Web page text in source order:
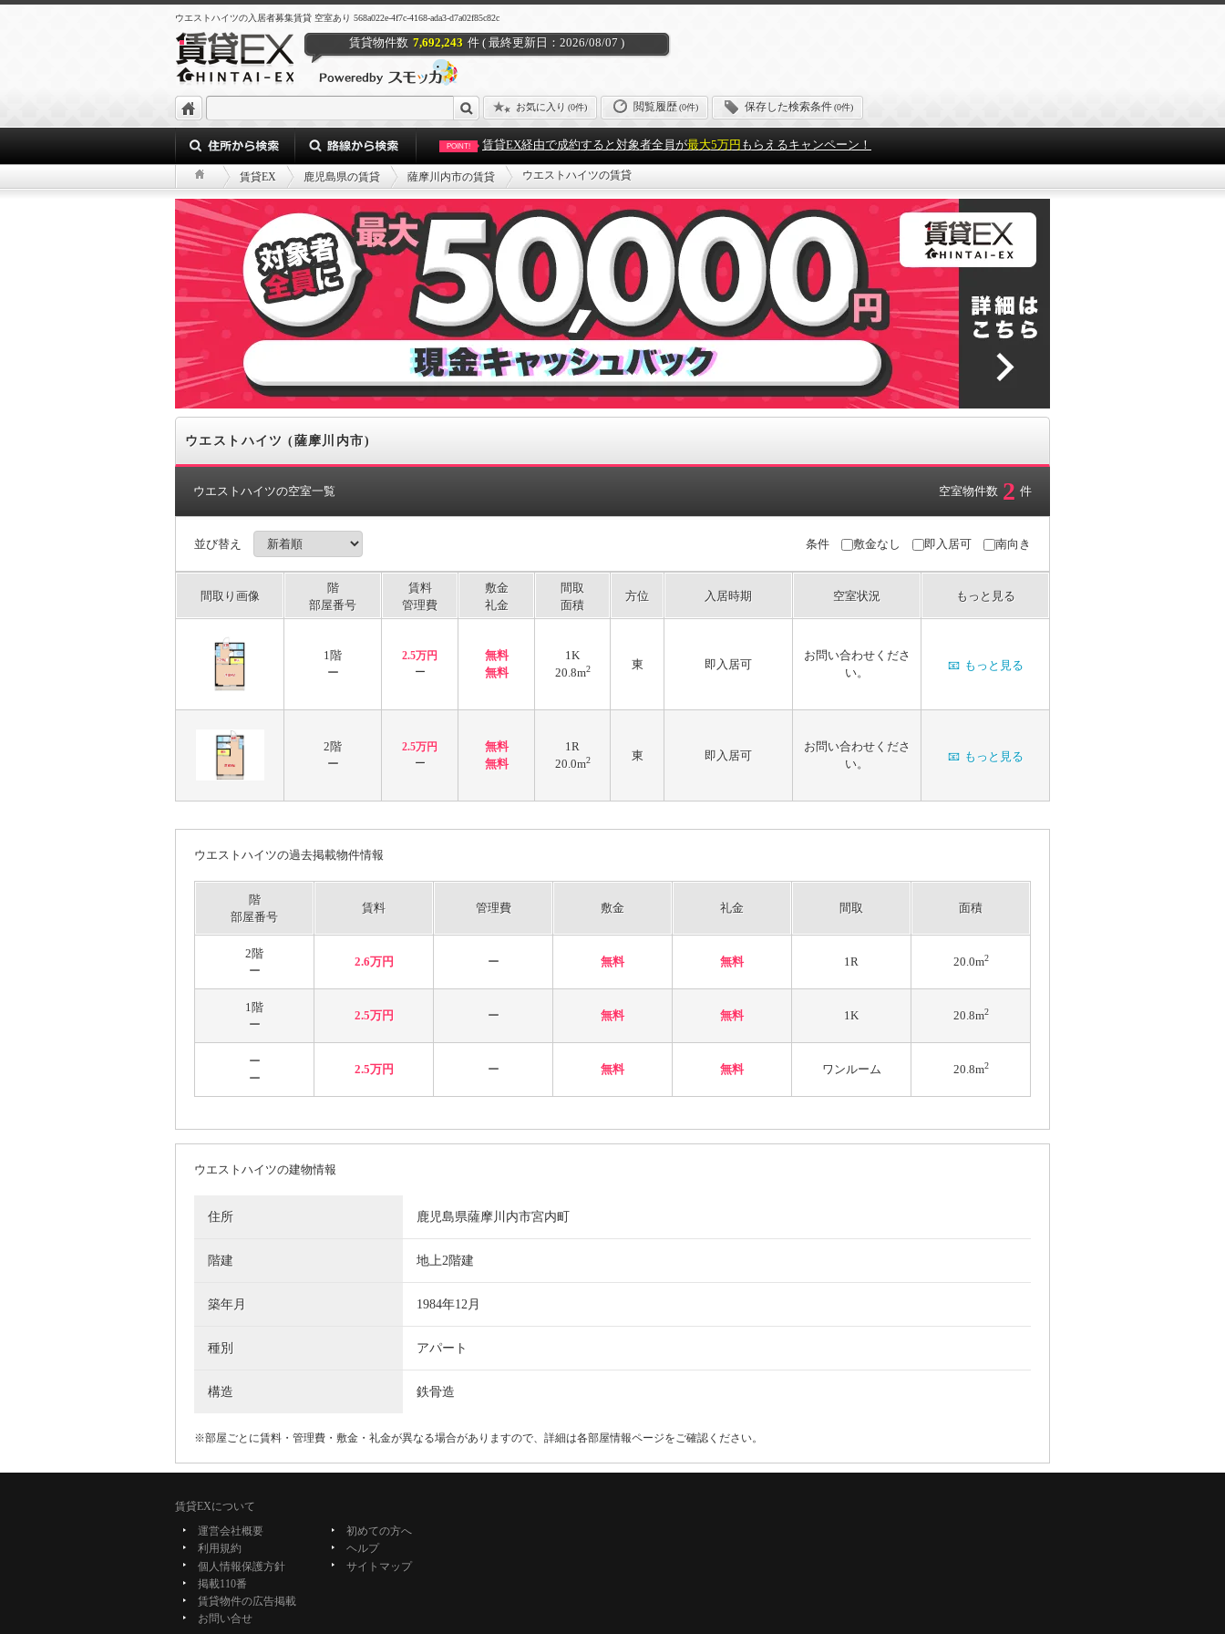
ウエストハイツの入居者募集賃貸 空室あり 568a022e-4f7c-4168-ada3-d7a02f85c82c
賃貸物件数 7,692,243 件 ( 最終更新日：2026/08/07 )
お気に入り (0件) 閲覧履歴(0件) 保存した検索条件(0件)
POINT! 賃貸EX経由で成約すると対象者全員が最大5万円 もらえるキャンペーン！
賃貸EX 鹿児島県の賃貸 薩摩川内市の賃貸 ウエストハイツの賃貸
ウエストハイツ (薩摩川内市)
ウエストハイツの空室一覧 空室物件数 2 件
並び替え 条件 敷金なし 即入居可 南向き
間取り画像
階
部屋番号
賃料
管理費
敷金
礼金
間取
面積
方位 入居時期 空室状況 もっと見る
1階
ー
2.5万円
ー
無料
無料
1K
20.8m2 東 即入居可
お問い合わせくださ
い。
📧 もっと見る
2階
ー
2.5万円
ー
無料
無料
1R
20.0m2 東 即入居可
お問い合わせくださ
い。
📧 もっと見る
ウエストハイツの過去掲載物件情報
階
部屋番号
賃料 管理費 敷金 礼金 間取 面積
2階
ー
2.6万円 ー 無料 無料 1R 20.0m2
1階
ー
2.5万円 ー 無料 無料 1K 20.8m2
ー
ー
2.5万円 ー 無料 無料 ワンルーム 20.8m2
ウエストハイツの建物情報
住所 鹿児島県薩摩川内市宮内町
階建 地上2階建
築年月 1984年12月
種別 アパート
構造 鉄骨造
※部屋ごとに賃料・管理費・敷金・礼金が異なる場合がありますので、詳細は各部屋情報ページをご確認ください。
賃貸EXについて
運営会社概要
利用規約
個人情報保護方針
掲載110番
賃貸物件の広告掲載
お問い合せ
初めての方へ
ヘルプ
サイトマップ